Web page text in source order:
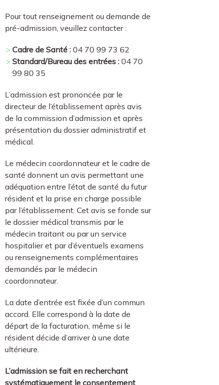
Pour tout renseignement ou demande de
pré-admission, veuillez contacter :
Cadre de Santé : 04 70 99 73 62
Standard/Bureau des entrées : 04 70
99 80 35
L’admission est prononcée par le
directeur de l’établissement après avis
de la commission d’admission et après
présentation du dossier administratif et
médical.
Le médecin coordonnateur et le cadre de
santé donnent un avis permettant une
adéquation entre l’état de santé du futur
résident et la prise en charge possible
par l’établissement. Cet avis se fonde sur
le dossier médical transmis par le
médecin traitant ou par un service
hospitalier et par d’éventuels examens
ou renseignements complémentaires
demandés par le médecin
coordonnateur.
La date d’entrée est fixée d’un commun
accord. Elle correspond à la date de
départ de la facturation, même si le
résident décide d’arriver à une date
ultérieure.
L’admission se fait en recherchant
systématiquement le consentement